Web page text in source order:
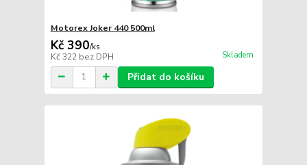
Motorex Joker 440 500ml
Kč 390/ks
Kč 322 bez DPH Skladem
Přidat do košíku